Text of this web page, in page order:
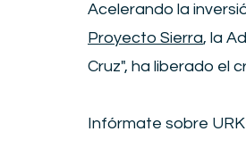
Acelerando la
Proyecto Sierra, la
Cruz", ha liberado el
Infórmate sobre